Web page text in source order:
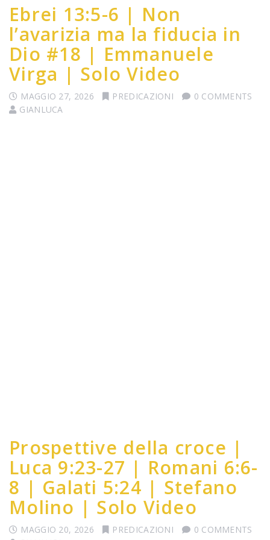
Ebrei 13:5-6 | Non
l’avarizia ma la fiducia in
Dio #18 | Emmanuele
Virga | Solo Video
MAGGIO 27, 2026 PREDICAZIONI
0 COMMENTS
GIANLUCA
Prospettive della croce |
Luca 9:23-27 | Romani 6:6-
8 | Galati 5:24 | Stefano
Molino | Solo Video
MAGGIO 20, 2026 PREDICAZIONI
0 COMMENTS